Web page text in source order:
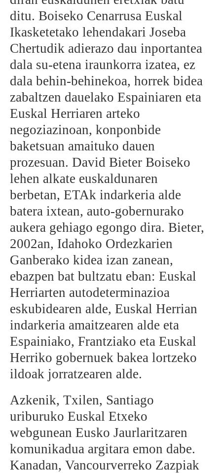
BEREZIAK
ditu. Boiseko Cenarrusa Euskal
Ikasketetako lehendakari Joseba
Chertudik adierazo dau inportantea
dala su-etena iraunkorra izatea, ez
dala behin-behinekoa, horrek bidea
zabaltzen dauelako Espainiaren eta
Euskal Herriaren arteko
negoziazinoan, konponbide
baketsuan amaituko dauen
prozesuan. David Bieter Boiseko
lehen alkate euskaldunaren
berbetan, ETAk indarkeria alde
batera ixtean, auto-gobernurako
aukera gehiago egongo dira. Bieter,
2002an, Idahoko Ordezkarien
Ganberako kidea izan zanean,
ebazpen bat bultzatu eban: Euskal
Herriarten autodeterminazioa
eskubidearen alde, Euskal Herrian
indarkeria amaitzearen alde eta
Espainiako, Frantziako eta Euskal
Herriko gobernuek bakea lortzeko
ildoak jorratzearen alde.
Azkenik, Txilen, Santiago
uriburuko Euskal Etxeko
webgunean Eusko Jaurlaritzaren
komunikadua argitara emon dabe.
Kanadan, Vancourverreko Zazpiak